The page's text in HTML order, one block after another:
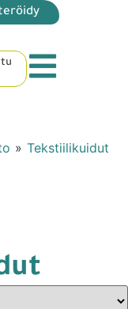
» Tekstiilikuidut